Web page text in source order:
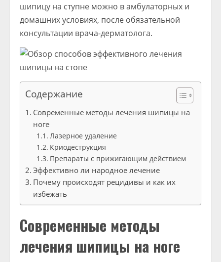
шипицу на ступне можно в амбулаторных и
домашних условиях, после обязательной
консультации врача-дерматолога.
Содержание
Современные методы лечения шипицы на
ноге
Лазерное удаление
Криодеструкция
Препараты с прижигающим действием
Эффективно ли народное лечение
Почему происходят рецидивы и как их
избежать
Современные методы
лечения шипицы на ноге